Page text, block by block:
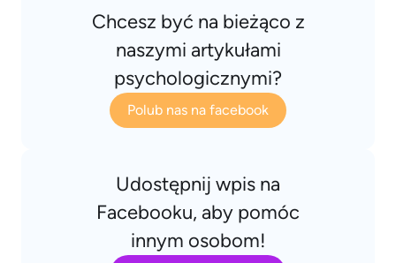
Chcesz być na bieżąco z
naszymi artykułami
psychologicznymi?
Polub nas na facebook
Udostępnij wpis na
Facebooku, aby pomóc
innym osobom!